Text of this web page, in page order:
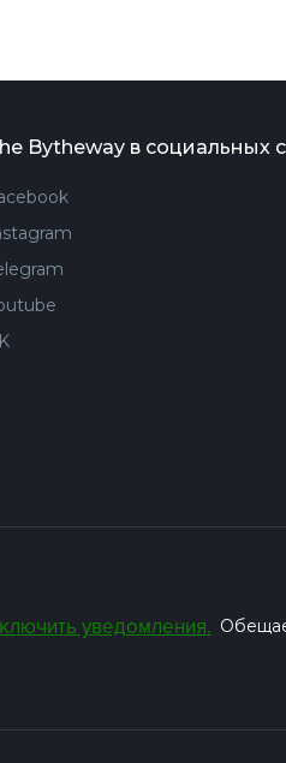
Bytheway в социальных
уведомления.